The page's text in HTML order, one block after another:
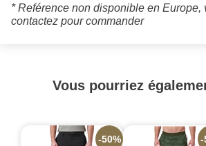
* Reférence non disponible en Europe,
contactez pour commander
Vous pourriez
-50% -